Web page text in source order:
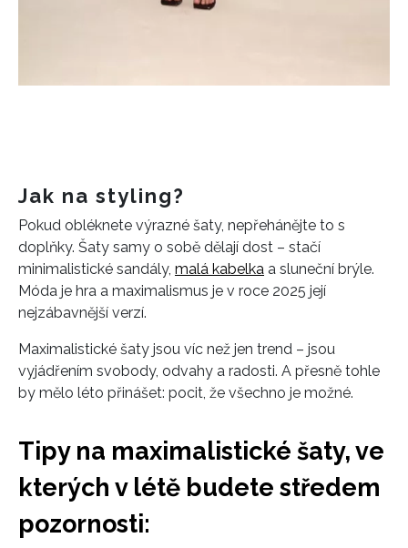
INFORMACE
REDAKCE
Jak na styling?
Pokud obléknete výrazné šaty, nepřehánějte to s
doplňky. Šaty samy o sobě dělají dost – stačí
minimalistické sandály, malá kabelka a sluneční brýle.
Móda je hra a maximalismus je v roce 2025 její
nejzábavnější verzí.
Maximalistické šaty jsou víc než jen trend – jsou
vyjádřením svobody, odvahy a radosti. A přesně tohle
by mělo léto přinášet: pocit, že všechno je možné.
Tipy na maximalistické šaty, ve
kterých v létě budete středem
pozornosti: